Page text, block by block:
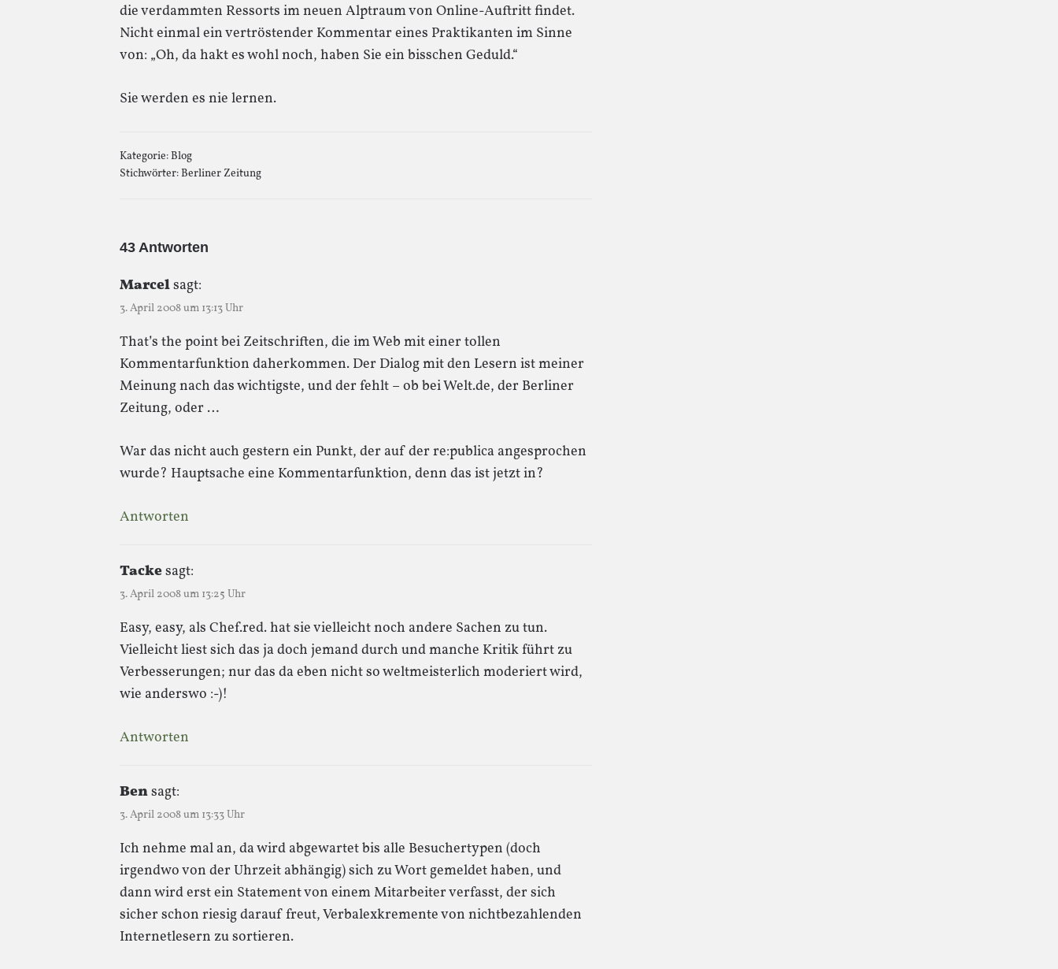
die verdammten Ressorts im neuen Alptraum von Online-Auftritt findet.
Nicht einmal ein vertröstender Kommentar eines Praktikanten im Sinne
von: „Oh, da hakt es wohl noch, haben Sie ein bisschen Geduld.“
Sie werden es nie lernen.
Kategorie:Blog
Stichwörter:Berliner Zeitung
43 Antworten
Marcelsagt:
3. April 2008 um 13:13 Uhr
That’s the point bei Zeitschriften, die im Web mit einer tollen
Kommentarfunktion daherkommen. Der Dialog mit den Lesern ist meiner
Meinung nach das wichtigste, und der fehlt – ob bei Welt.de, der Berliner
Zeitung, oder …
War das nicht auch gestern ein Punkt, der auf der re:publica angesprochen
wurde? Hauptsache eine Kommentarfunktion, denn das ist jetzt in?
Antworten
Tackesagt:
3. April 2008 um 13:25 Uhr
Easy, easy, als Chef.red. hat sie vielleicht noch andere Sachen zu tun.
Vielleicht liest sich das ja doch jemand durch und manche Kritik führt zu
Verbesserungen; nur das da eben nicht so weltmeisterlich moderiert wird,
wie anderswo :-)!
Antworten
Bensagt:
3. April 2008 um 13:33 Uhr
Ich nehme mal an, da wird abgewartet bis alle Besuchertypen (doch
irgendwo von der Uhrzeit abhängig) sich zu Wort gemeldet haben, und
dann wird erst ein Statement von einem Mitarbeiter verfasst, der sich
sicher schon riesig darauf freut, Verbalexkremente von nichtbezahlenden
Internetlesern zu sortieren.